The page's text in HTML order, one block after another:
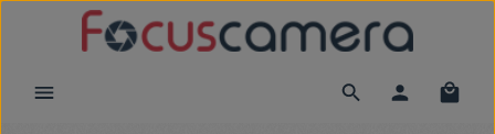
Ugrás a fő tartalomra